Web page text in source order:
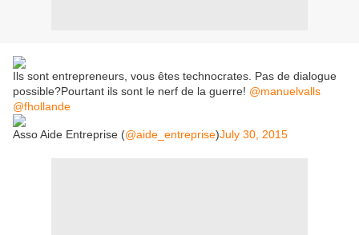
Ils sont entrepreneurs, vous êtes technocrates. Pas de dialogue
possible?Pourtant ils sont le nerf de la guerre! @manuelvalls
@fhollande
Asso Aide Entreprise (@aide_entreprise)July 30, 2015